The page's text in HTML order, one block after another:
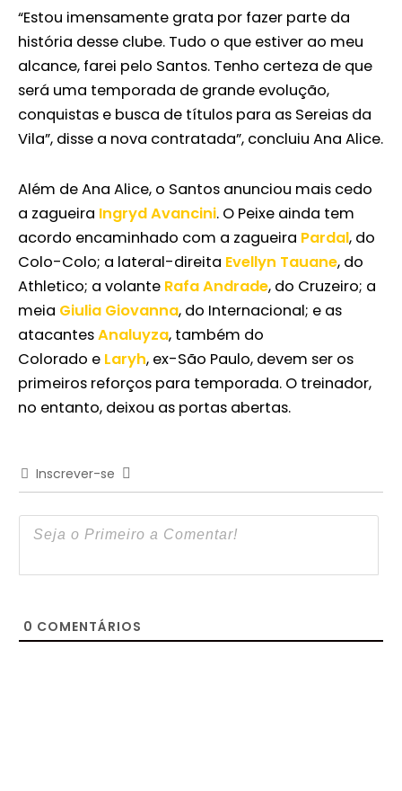
“Estou imensamente grata por fazer parte da
história desse clube. Tudo o que estiver ao meu
alcance, farei pelo Santos. Tenho certeza de que
será uma temporada de grande evolução,
conquistas e busca de títulos para as Sereias da
Vila”, disse a nova contratada”, concluiu Ana Alice.
Além de Ana Alice, o Santos anunciou mais cedo
a zagueira Ingryd Avancini. O Peixe ainda tem
acordo encaminhado com a zagueira Pardal, do
Colo-Colo; a lateral-direita Evellyn Tauane, do
Athletico; a volante Rafa Andrade, do Cruzeiro; a
meia Giulia Giovanna, do Internacional; e as
atacantesAnaluyza, também do
Colorado e Laryh, ex-São Paulo, devem ser os
primeiros reforços para temporada. O treinador,
no entanto, deixou as portas abertas.
Inscrever-se
0 COMENTÁRIOS